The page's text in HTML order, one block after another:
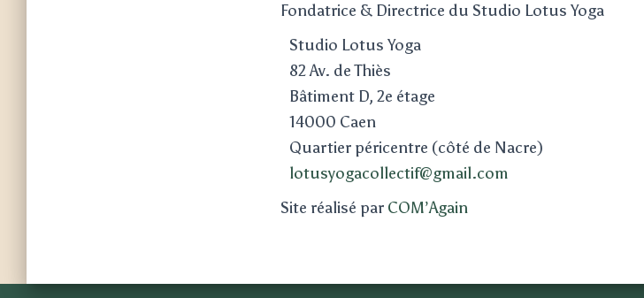
Fondatrice & Directrice du Studio Lotus Yoga
Studio Lotus Yoga
82 Av. de Thiès
Bâtiment D, 2e étage
14000 Caen
Quartier péricentre (côté de Nacre)
lotusyogacollectif@gmail.com
Site réalisé par COM’Again